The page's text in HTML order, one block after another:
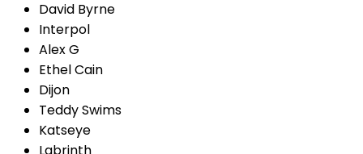
David Byrne
Interpol
Alex G
Ethel Cain
Dijon
Teddy Swims
Katseye